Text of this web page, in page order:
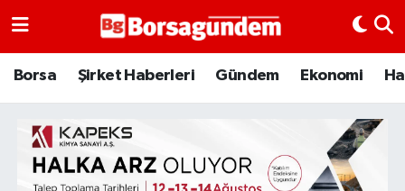
Borsa Şirket Haberleri Gündem Ekonomi
Borsa
Emtia